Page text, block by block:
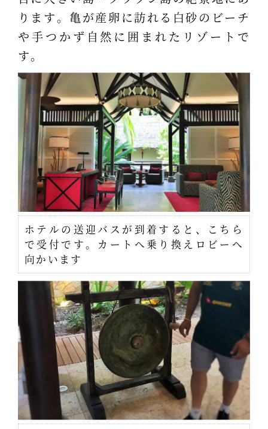
ります。亀が産卵に訪れる白砂のビーチ
や手つかず自然に囲まれたリゾートで
す。
ホテルの送迎バスが到着すると、こちら
で受付です。カートへ乗り換えロビーへ
向かいます